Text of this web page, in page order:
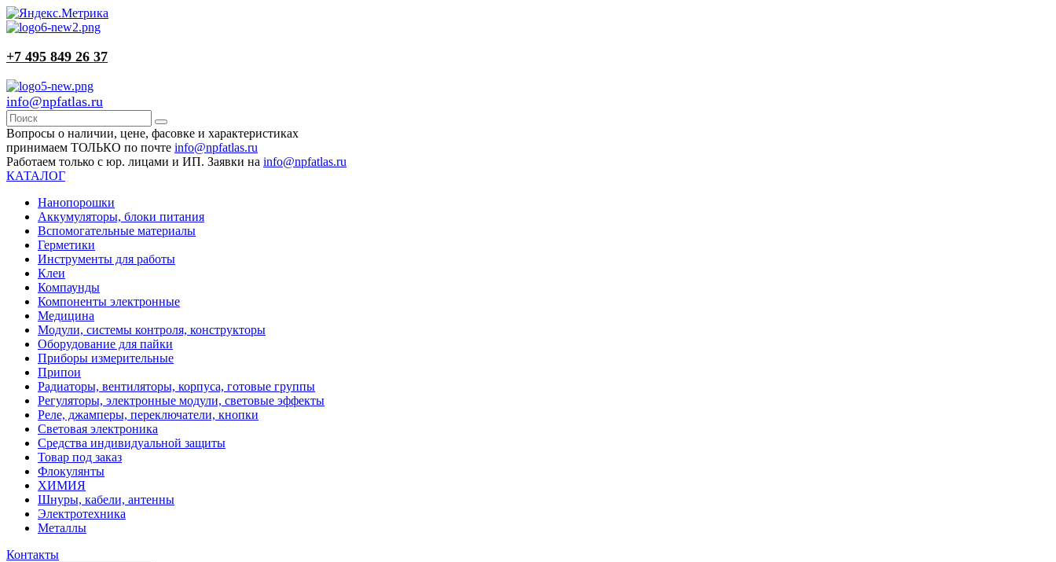
+7 495 849 26 37
info@npfatlas.ru
Вопросы о наличии, цене, фасовке и характеристиках
принимаем ТОЛЬКО по почте info@npfatlas.ru
Работаем только с юр. лицами и ИП. Заявки на info@npfatlas.ru
КАТАЛОГ
Нанопорошки
Аккумуляторы, блоки питания
Вспомогательные материалы
Герметики
Инструменты для работы
Клеи
Компаунды
Компоненты электронные
Медицина
Модули, системы контроля, конструкторы
Оборудование для пайки
Приборы измерительные
Припои
Радиаторы, вентиляторы, корпуса, готовые группы
Регуляторы, электронные модули, световые эффекты
Реле, джамперы, переключатели, кнопки
Световая электроника
Средства индивидуальной защиты
Товар под заказ
Флокулянты
ХИМИЯ
Шнуры, кабели, антенны
Электротехника
Металлы
Контакты